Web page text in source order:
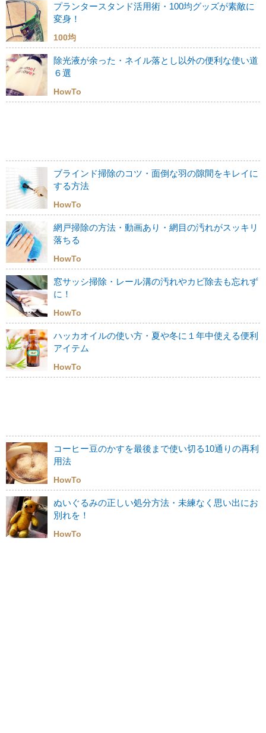
プランタースタンド活用術・100均グッズが素敵に
変身！
100均
除光液が余った・ネイル落とし以外の便利な使い道
６選
HowTo
ブラインド掃除のコツ・面倒な羽の隙間をキレイに
する方法
HowTo
網戸掃除の方法・動画あり・網目の汚れがスッキリ
落ちる
HowTo
窓サッシ掃除・レール溝の汚れやカビ除去も忘れず
に！
HowTo
ハッカオイルの使い方・夏や冬に１年中使える便利
アイテム
HowTo
コーヒー豆のかすを最後まで使い切る10通りの再利
用法
HowTo
ぬいぐるみの正しい処分方法・未練なく思い出にお
別れを！
HowTo